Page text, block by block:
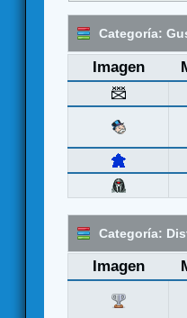
Categoría:
Imagen
Categoría:
Imagen